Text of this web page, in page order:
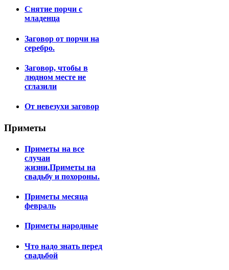
Снятие порчи с
младенца
Заговор от порчи на
серебро.
Заговор, чтобы в
людном месте не
сглазили
От невезухи заговор
Приметы
Приметы на все
случаи
жизни.Приметы на
свадьбу и похороны.
Приметы месяца
февраль
Приметы народные
Что надо знать перед
свадьбой